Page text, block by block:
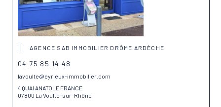
AGENCE SAB IMMOBILIER DRÔME ARDÈCHE
04 75 85 14 48
lavoulte@eyrieux-immobilier.com
4 QUAI ANATOLE FRANCE
07800 La Voulte-sur-Rhône